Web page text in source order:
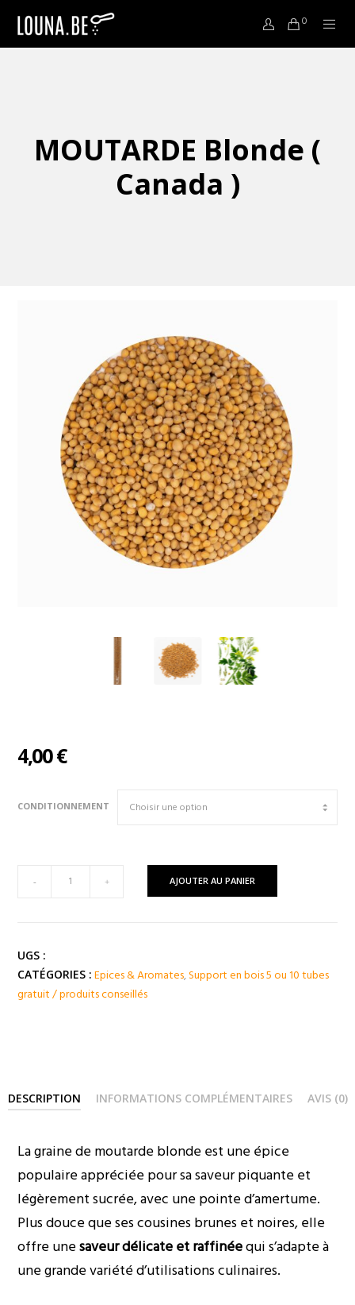
0
MOUTARDE Blonde (
Canada )
4,00€
CONDITIONNEMENT
(
Canada
)
- + AJOUTER AU PANIER
UGS :
CATÉGORIES : Epices & Aromates,Support en bois 5 ou 10 tubes
gratuit / produits conseillés
DESCRIPTION INFORMATIONS COMPLÉMENTAIRES AVIS (0)
La graine de moutarde blonde est une épice
populaire appréciée pour sa saveur piquante et
légèrement sucrée, avec une pointe d’amertume.
Plus douce que ses cousines brunes et noires, elle
offre unesaveur délicate et raffinéequi s’adapte à
une grande variété d’utilisations culinaires.